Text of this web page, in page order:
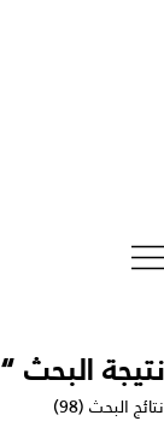
نتيجة البحث “
نتائج البحث (98)